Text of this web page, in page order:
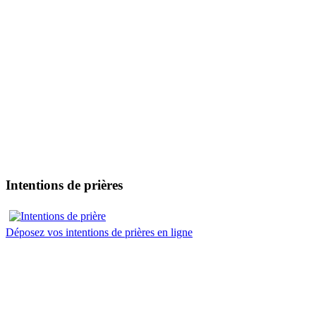
Intentions de prières
Déposez vos intentions de prières en ligne